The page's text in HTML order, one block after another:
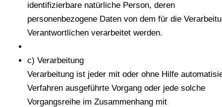
identifizierbare natürliche Person, deren
personenbezogene Daten von dem für die
Verantwortlichen verarbeitet werden.
c) Verarbeitung
Verarbeitung ist jeder mit oder ohne Hilfe
Verfahren ausgeführte Vorgang oder jede solche
Vorgangsreihe im Zusammenhang mit